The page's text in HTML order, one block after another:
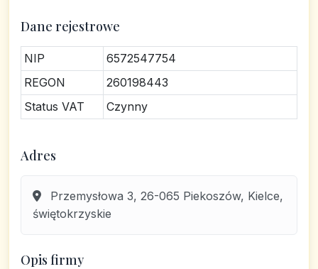
Dane rejestrowe
NIP
6572547754
REGON
260198443
Status VAT
Czynny
Adres
Przemysłowa 3, 26-065 Piekoszów, Kielce,
świętokrzyskie
Opis firmy